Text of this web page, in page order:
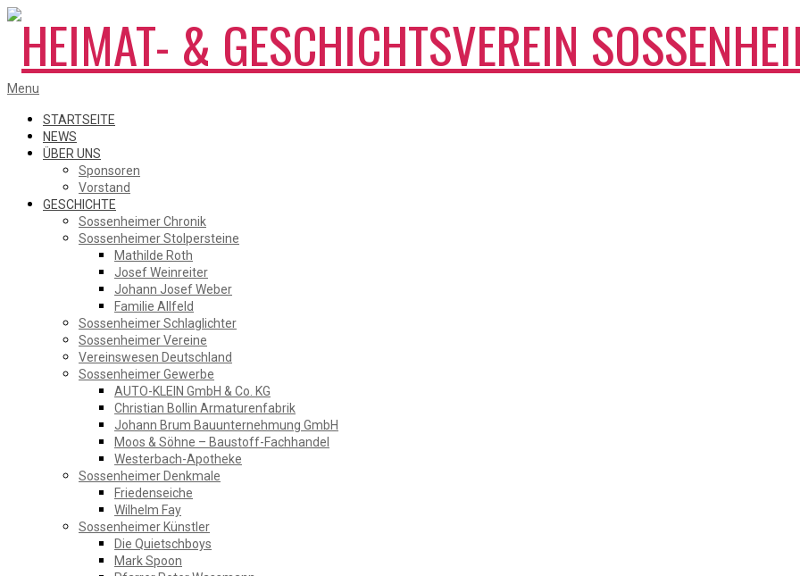
Skip
content
HEIMAT-
&
GESCHICHTSVEREIN
SOSSENHEIM
Primary
Menu
Menu
STARTSEITE
NEWS
ÜBER UNS
Sponsoren
Vorstand
GESCHICHTE
Sossenheimer Chronik
Sossenheimer Stolpersteine
Mathilde Roth
Josef Weinreiter
Johann Josef Weber
Familie Allfeld
Sossenheimer Schlaglichter
Sossenheimer Vereine
Vereinswesen Deutschland
Sossenheimer Gewerbe
AUTO-KLEIN GmbH & Co. KG
Christian Bollin Armaturenfabrik
Johann Brum Bauunternehmung GmbH
Moos & Söhne – Baustoff-Fachhandel
Westerbach-Apotheke
Sossenheimer Denkmale
Friedenseiche
Wilhelm Fay
Sossenheimer Künstler
Die Quietschboys
Mark Spoon